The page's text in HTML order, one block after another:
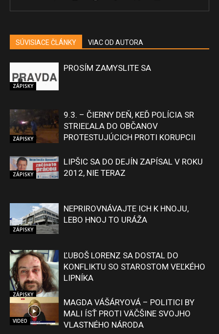
SÚVISIACE ČLÁNKY VIAC OD AUTORA
ZÁPISKY
PROSÍM ZAMYSLITE SA
ZÁPISKY
9.3. – ČIERNY DEŇ, KEĎ POLÍCIA SR
STRIEĽALA DO OBČANOV
PROTESTUJÚCICH PROTI KORUPCII
ZÁPISKY
LIPŠIC SA DO DEJÍN ZAPÍSAL V ROKU
2012, NIE TERAZ
ZÁPISKY
NEPRIROVNÁVAJTE ICH K HNOJU,
LEBO HNOJ TO URÁŽA
ZÁPISKY
ĽUBOŠ LORENZ SA DOSTAL DO
KONFLIKTU SO STAROSTOM VEĽKÉHO
LIPNÍKA
VIDEO
MAGDA VÁŠÁRYOVÁ – POLITICI BY
MALI ÍSŤ PROTI VÄČŠINE SVOJHO
VLASTNÉHO NÁRODA